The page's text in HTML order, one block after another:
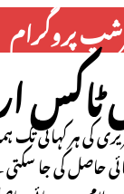
پروگرام
کی ہر کہانی
حاصل کی جا